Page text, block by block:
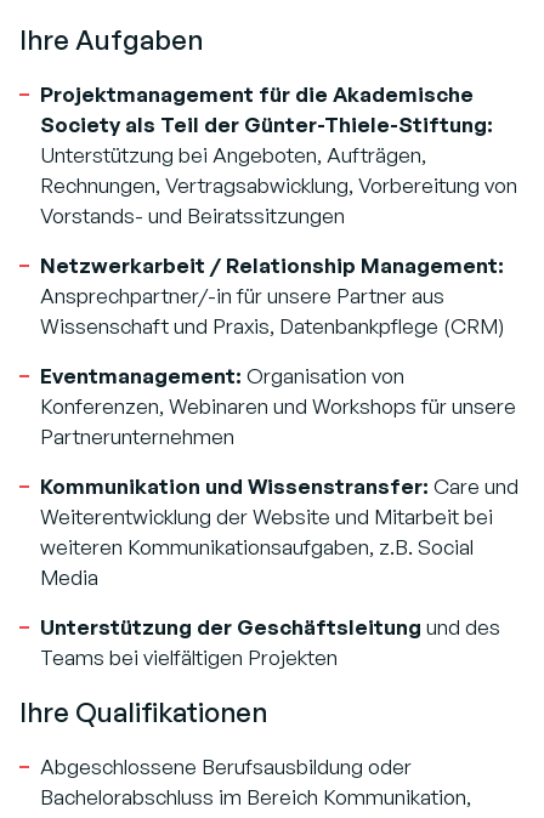
Ihre Aufgaben
Projektmanagement für die Akademische
Society als Teil der Günter-Thiele-Stiftung:
Unterstützung bei Angeboten, Aufträgen,
Rechnungen, Vertragsabwicklung, Vorbereitung von
Vorstands- und Beiratssitzungen
Netzwerkarbeit / Relationship Management:
Ansprechpartner/-in für unsere Partner aus
Wissenschaft und Praxis, Datenbankpflege (CRM)
Eventmanagement: Organisation von
Konferenzen, Webinaren und Workshops für unsere
Partnerunternehmen
Kommunikation und Wissenstransfer: Care und
Weiterentwicklung der Website und Mitarbeit bei
weiteren Kommunikationsaufgaben, z.B. Social
Media
Unterstützung der Geschäftsleitung und des
Teams bei vielfältigen Projekten
Ihre Qualifikationen
Abgeschlossene Berufsausbildung oder
Bachelorabschluss im Bereich Kommunikation,